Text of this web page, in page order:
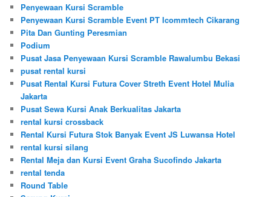
Penyewaan Kursi Scramble
Penyewaan Kursi Scramble Event PT Icommtech Cikarang
Pita Dan Gunting Peresmian
Podium
Pusat Jasa Penyewaan Kursi Scramble Rawalumbu Bekasi
pusat rental kursi
Pusat Rental Kursi Futura Cover Streth Event Hotel Mulia
Jakarta
Pusat Sewa Kursi Anak Berkualitas Jakarta
rental kursi crossback
Rental Kursi Futura Stok Banyak Event JS Luwansa Hotel
rental kursi silang
Rental Meja dan Kursi Event Graha Sucofindo Jakarta
rental tenda
Round Table